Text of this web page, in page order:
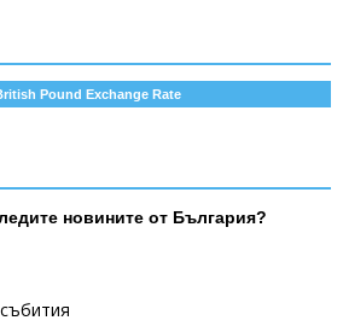
Pound Exchange Rate
новините от България?